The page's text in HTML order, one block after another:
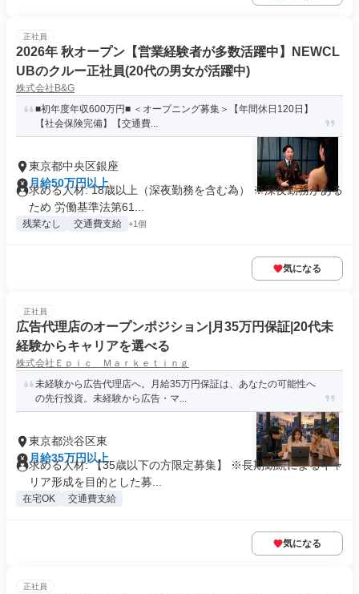
正社員
2026年 秋オープン【営業経験者が多数活躍中】NEWCL
UBのクルー正社員(20代の男女が活躍中)
株式会社B&G
■初年度年収600万円■ ＜オープニング募集＞【年間休日120日】
【社会保険完備】【交通費...
東京都中央区銀座
月給50万円以上
求める人材: 18歳以上（深夜勤務を含む為） ※深夜勤務がある
ため 労働基準法第61...
残業なし 交通費支給 +1個
気になる
正社員
広告代理店のオープンポジション|月35万円保証|20代未
経験からキャリアを選べる
株式会社Ｅｐｉｃ Ｍａｒｋｅｔｉｎｇ
未経験から広告代理店へ。月給35万円保証は、あなたの可能性へ
の先行投資。未経験から広告・マ...
東京都渋谷区東
月給35万円以上
求める人材: 【35歳以下の方限定募集】 ※長期勤続によるキャ
リア形成を目的とした募...
在宅OK 交通費支給
気になる
正社員